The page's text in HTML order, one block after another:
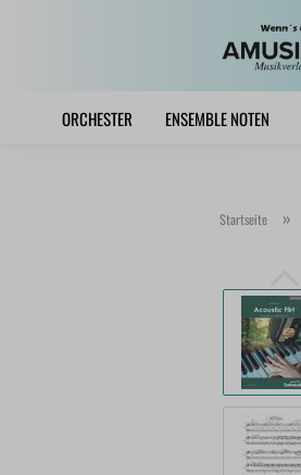
ORCHESTER ENSEMBLE NOTEN
Startseite »